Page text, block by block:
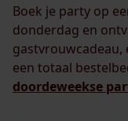
Boek je party op
donderdag en
gastvrouwcadeau,
een totaal
doordeweekse